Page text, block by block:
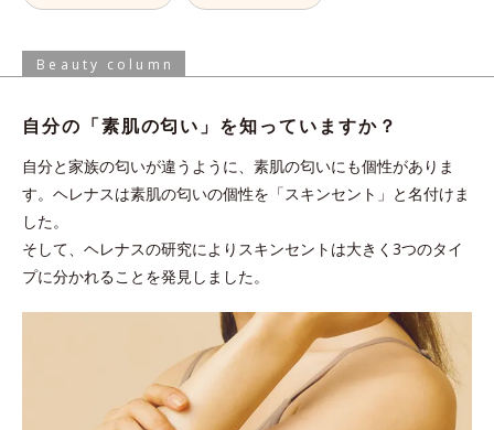
Beauty column
自分の「素肌の匂い」を知っていますか？
自分と家族の匂いが違うように、素肌の匂いにも個性がありま
す。ヘレナスは素肌の匂いの個性を「スキンセント」と名付けま
した。
そして、ヘレナスの研究によりスキンセントは大きく3つのタイ
プに分かれることを発見しました。